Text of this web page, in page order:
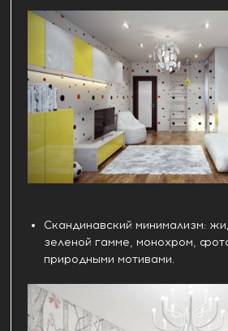
Скандинавский минимализм:
зеленой гамме, монохром,
природными мотивами.